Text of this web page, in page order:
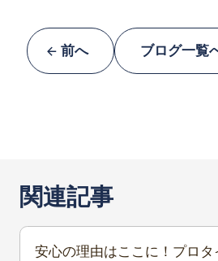
前へ ブログ一覧
関連記事
安心の理由はここに！プロタ